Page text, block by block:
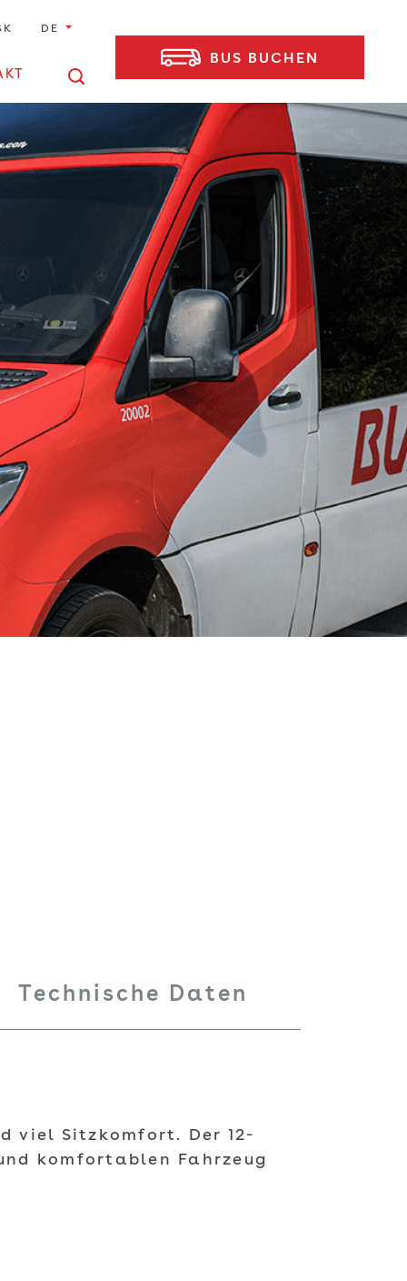
DE
BUS BUCHEN
Technische Daten
viel Sitzkomfort. Der 12-
komfortablen Fahrzeug